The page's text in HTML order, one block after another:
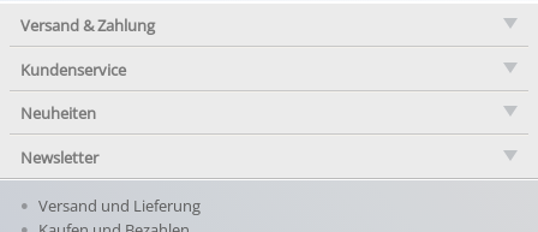
Versand & Zahlung
Kundenservice
Neuheiten
Newsletter
Versand und Lieferung